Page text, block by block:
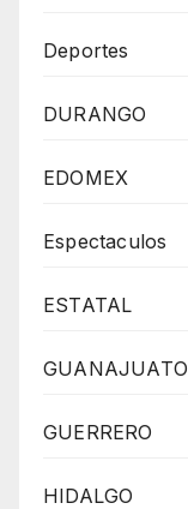
Deportes
DURANGO
EDOMEX
Espectaculos
ESTATAL
GUANAJUATO
GUERRERO
HIDALGO